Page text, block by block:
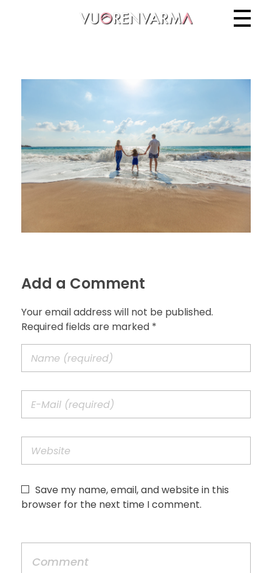
Add a Comment
Your email address will not be published.
Required fields are marked *
Save my name, email, and website in this
browser for the next time I comment.